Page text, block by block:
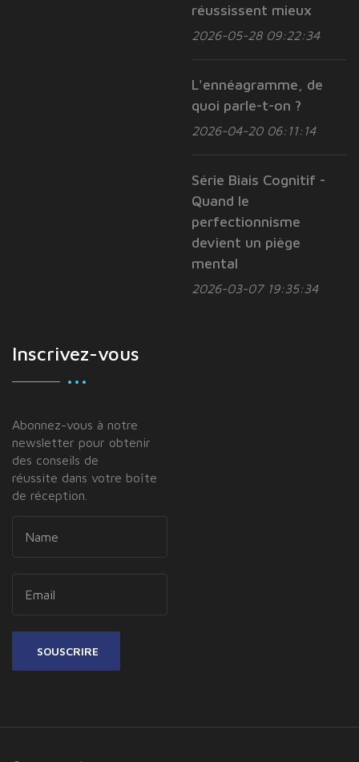
réussissent mieux
2026-05-28 09:22:34
L'ennéagramme, de
quoi parle-t-on ?
2026-04-20 06:11:14
Série Biais Cognitif -
Quand le
perfectionnisme
devient un piège
mental
2026-03-07 19:35:34
Inscrivez-vous
Abonnez-vous à notre
newsletter pour obtenir
des conseils de
réussite dans votre boîte
de réception.
SOUSCRIRE